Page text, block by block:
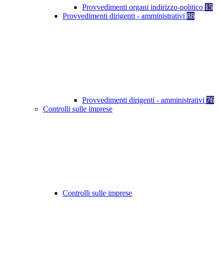
Provvedimenti organi indirizzo-politico 15
Provvedimenti dirigenti - amministrativi 88
Provvedimenti dirigenti - amministrativi 76
Controlli sulle imprese
Controlli sulle imprese